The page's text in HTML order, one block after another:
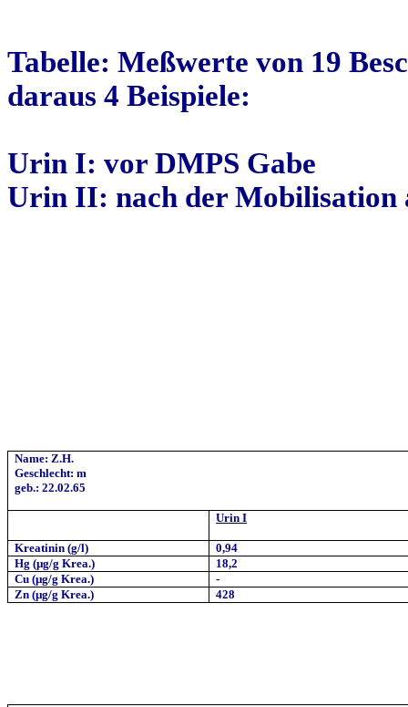
Tabelle: Meßwerte von 19
daraus 4 Beispiele:
Urin I: vor DMPS Gabe
Urin II: nach der Mobilisation
Name: Z.H.
Geschlecht: m
geb.: 22.02.65
Urin I
Kreatinin (g/l)
0,94
Hg (µg/g Krea.)
18,2
Cu (µg/gKrea.)
-
Zn (µg/g Krea.)
428